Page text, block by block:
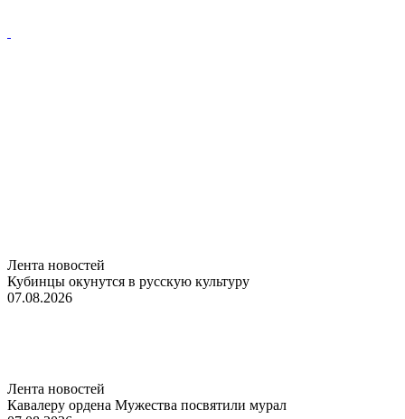
Лента новостей
Кубинцы окунутся в русскую культуру
07.08.2026
Лента новостей
Кавалеру ордена Мужества посвятили мурал